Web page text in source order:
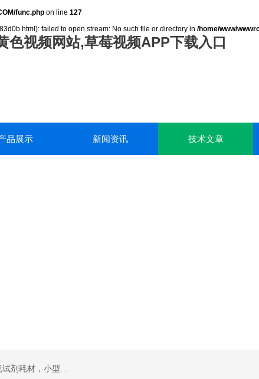
func.php on line 127
failed to open stream: No such file or directory in /home/www/
色视频网站,草莓视频APP下载入口
品展示 新闻资讯 技术文章